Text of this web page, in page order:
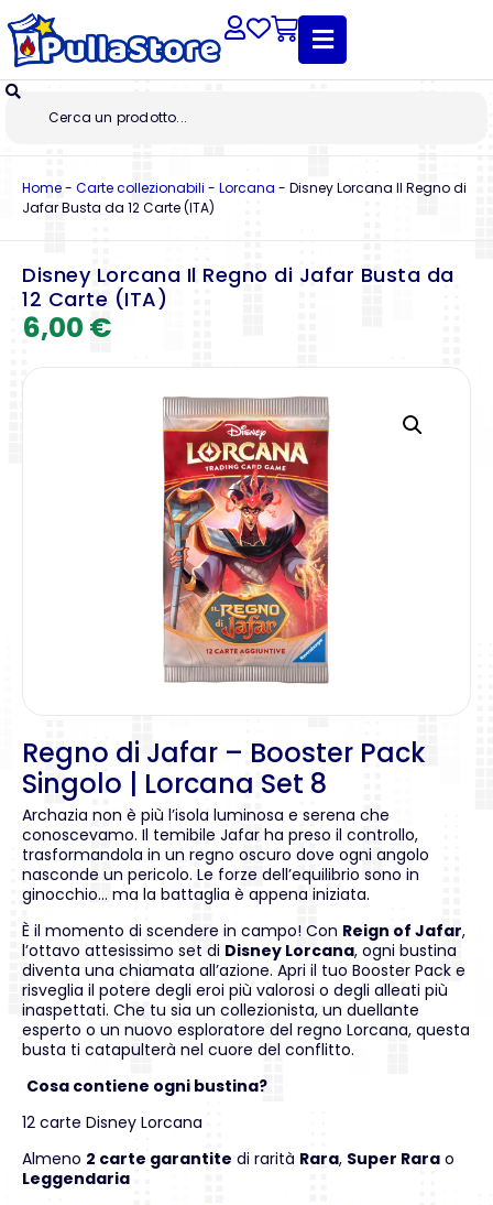
Home- Carte collezionabili - Lorcana - Disney Lorcana Il Regno di
Jafar Busta da 12 Carte (ITA)
Disney Lorcana Il Regno di Jafar Busta da
12 Carte (ITA)
6,00 €
Regno di Jafar – Booster Pack
Singolo | Lorcana Set 8
Archazia non è più l’isola luminosa e serena che
conoscevamo. Il temibile Jafar ha preso il controllo,
trasformandola in un regno oscuro dove ogni angolo
nasconde un pericolo. Le forze dell’equilibrio sono in
ginocchio… ma la battaglia è appena iniziata.
È il momento di scendere in campo! Con Reign of Jafar,
l’ottavo attesissimo set di Disney Lorcana, ogni bustina
diventa una chiamata all’azione. Apri il tuo Booster Pack e
risveglia il potere degli eroi più valorosi o degli alleati più
inaspettati. Che tu sia un collezionista, un duellante
esperto o un nuovo esploratore del regno Lorcana, questa
busta ti catapulterà nel cuore del conflitto.
Cosa contiene ogni bustina?
12 carte Disney Lorcana
Almeno 2 carte garantite di rarità Rara, Super Rara o
Leggendaria